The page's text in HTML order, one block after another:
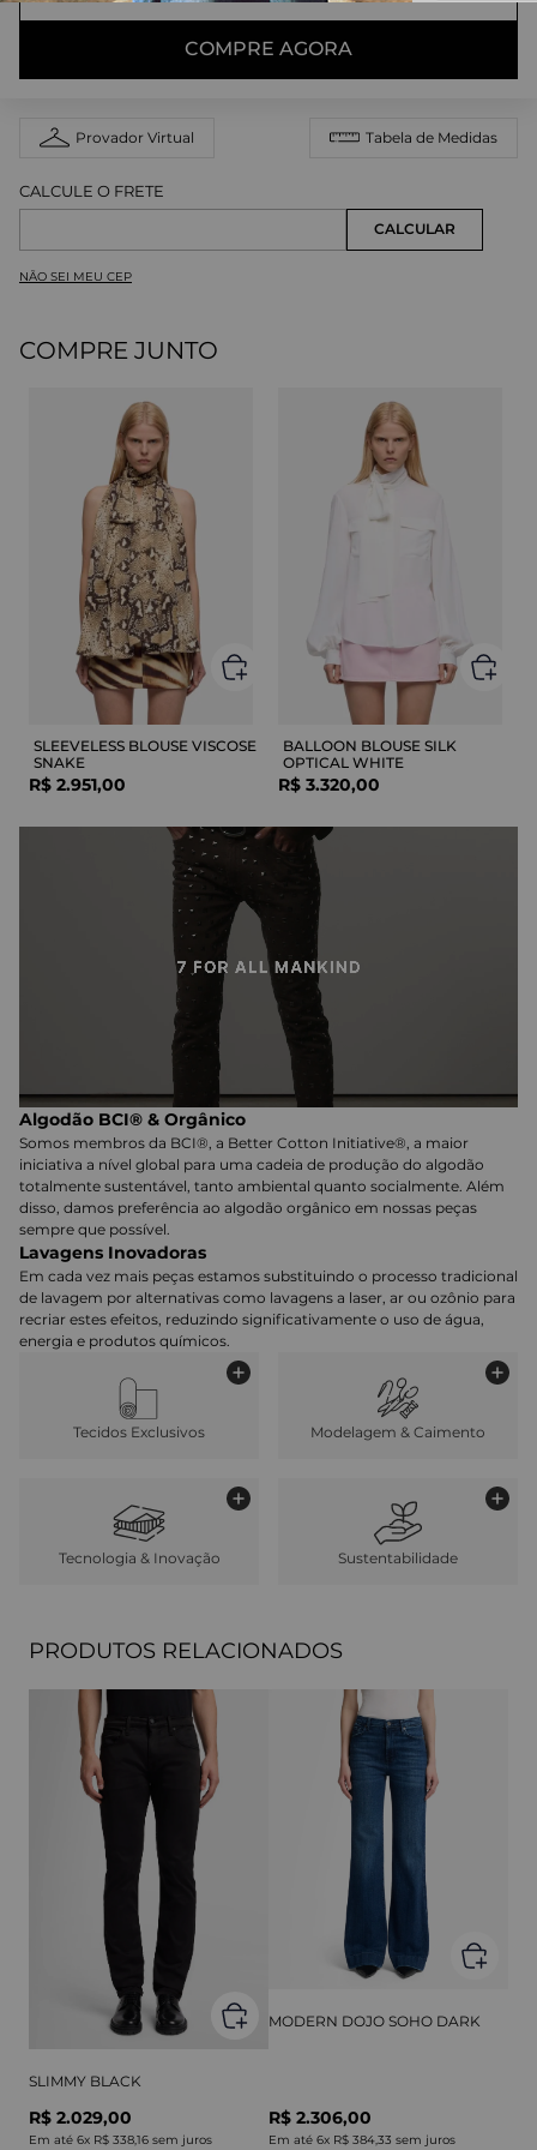
COMPRE AGORA
Provador Virtual Tabela de Medidas
NÃO SEI MEU CEP
COMPRE JUNTO
SLEEVELESS BLOUSE VISCOSE
SNAKE
R$ 2.951,00
BALLOON BLOUSE SILK
OPTICAL WHITE
R$ 3.320,00
Algodão BCI® & Orgânico
Somos membros da BCI®, a Better Cotton Initiative®, a maior
iniciativa a nível global para uma cadeia de produção do algodão
totalmente sustentável, tanto ambiental quanto socialmente. Além
disso, damos preferência ao algodão orgânico em nossas peças
sempre que possível.
Lavagens Inovadoras
Em cada vez mais peças estamos substituindo o processo tradicional
de lavagem por alternativas como lavagens a laser, ar ou ozônio para
recriar estes efeitos, reduzindo significativamente o uso de água,
energia e produtos químicos.
Tecidos Exclusivos Modelagem & Caimento
Tecnologia & Inovação Sustentabilidade
PRODUTOS RELACIONADOS
SLIMMY BLACK
R$ 2.029,00
Em até 6x R$ 338,16 sem juros
MODERN DOJO SOHO DARK
R$ 2.306,00
Em até 6x R$ 384,33 sem juros